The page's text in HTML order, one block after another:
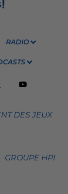
RADIO
DES JEUX
GROUPE HPI